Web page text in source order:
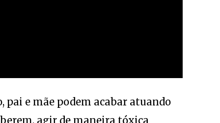
e mãe podem acabar atuando
agir de maneira tóxica